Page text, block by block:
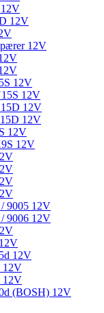
12V
12V
12V
12V
12V
12V
12V
12V
9005 12V
9006 12V
12V
12V
12V
(BOSH) 12V